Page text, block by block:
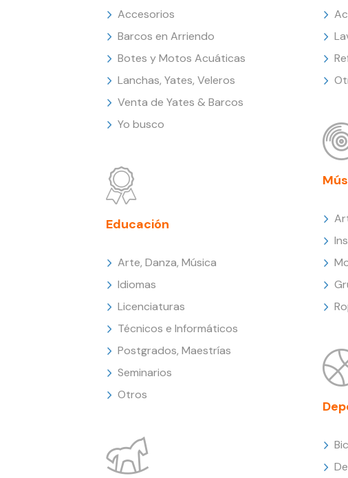
Accesorios
Barcos en Arriendo
Botes y Motos Acuáticas
Lanchas, Yates, Veleros
Venta de Yates & Barcos
Yo busco
Educación
Arte, Danza, Música
Idiomas
Licenciaturas
Técnicos e Informáticos
Postgrados, Maestrías
Seminarios
Otros